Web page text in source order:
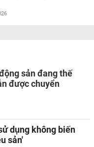
sản đang thế
được chuyển
dụng không biến
sản'